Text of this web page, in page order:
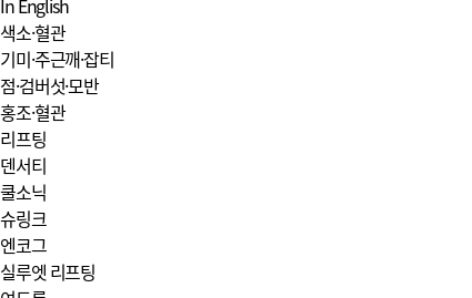
In English
색소·혈관
기미·주근깨·잡티
점·검버섯·모반
홍조·혈관
리프팅
덴서티
쿨소닉
슈링크
엔코그
실루엣 리프팅